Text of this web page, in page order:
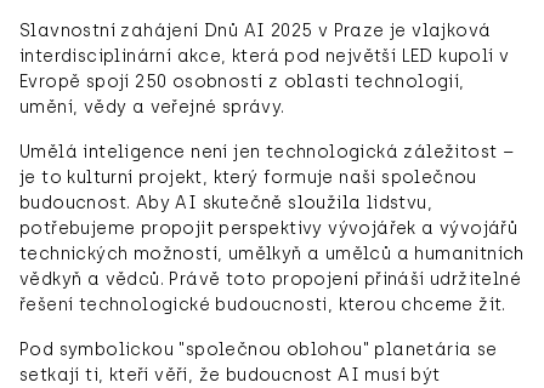
Slavnostní zahájení Dnů AI 2025 v Praze je vlajková
interdisciplinární akce, která pod největší LED kupolí v
Evropě spojí 250 osobností z oblasti technologií,
umění, vědy a veřejné správy.
Umělá inteligence není jen technologická záležitost –
je to kulturní projekt, který formuje naši společnou
budoucnost. Aby AI skutečně sloužila lidstvu,
potřebujeme propojit perspektivy vývojářek a vývojářů
technických možností, umělkyň a umělců a humanitních
vědkyň a vědců. Právě toto propojení přináší udržitelné
řešení technologické budoucnosti, kterou chceme žít.
Pod symbolickou "společnou oblohou" planetária se
setkají ti, kteří věří, že budoucnost AI musí být